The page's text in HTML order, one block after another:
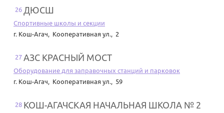
26 ДЮСШ
Спортивные школы и секции
г. Кош-Агач, Кооперативная ул., 2
27 АЗС КРАСНЫЙ МОСТ
Оборудование для заправочных станций и парковок
г. Кош-Агач, Кооперативная ул., 59
28 КОШ-АГАЧСКАЯ НАЧАЛЬНАЯ ШКОЛА № 2